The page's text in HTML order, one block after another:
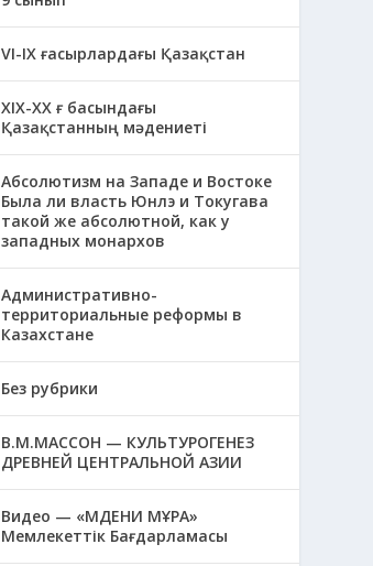
VI-IX ғасырлардағы Қазақстан
XIХ-XX ғ басындағы
Қазақстанның мәдениеті
Абсолютизм на Западе и Востоке
Была ли власть Юнлэ и Токугава
такой же абсолютной, как у
западных монархов
Административно-
территориальные реформы в
Казахстане
Без рубрики
В.М.МАССОН — КУЛЬТУРОГЕНЕЗ
ДРЕВНЕЙ ЦЕНТРАЛЬНОЙ АЗИИ
Видео — «МӘДЕНИ МҰРА»
Мемлекеттік Бағдарламасы